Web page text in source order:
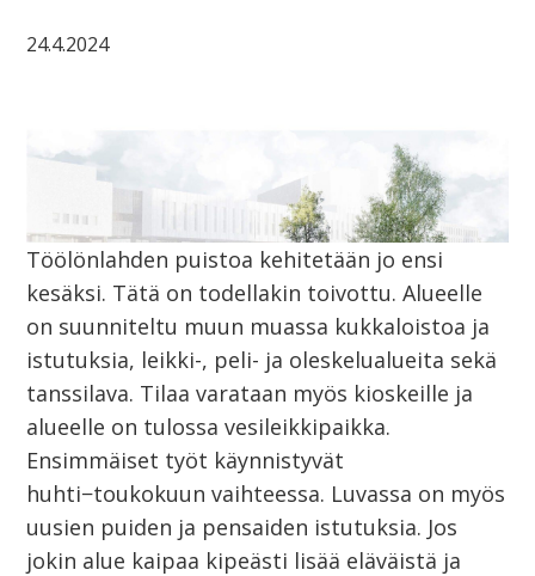
24.4.2024
Töölönlahden puistoa kehitetään jo ensi
kesäksi. Tätä on todellakin toivottu. Alueelle
on suunniteltu muun muassa kukkaloistoa ja
istutuksia, leikki-, peli- ja oleskelualueita sekä
tanssilava. Tilaa varataan myös kioskeille ja
alueelle on tulossa vesileikkipaikka.
Ensimmäiset työt käynnistyvät
huhti−toukokuun vaihteessa. Luvassa on myös
uusien puiden ja pensaiden istutuksia. Jos
jokin alue kaipaa kipeästi lisää eläväistä ja